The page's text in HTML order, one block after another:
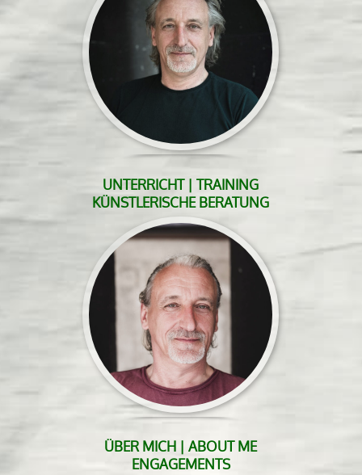
UNTERRICHT | TRAINING
KÜNSTLERISCHE BERATUNG
ÜBER MICH | ABOUT ME
ENGAGEMENTS